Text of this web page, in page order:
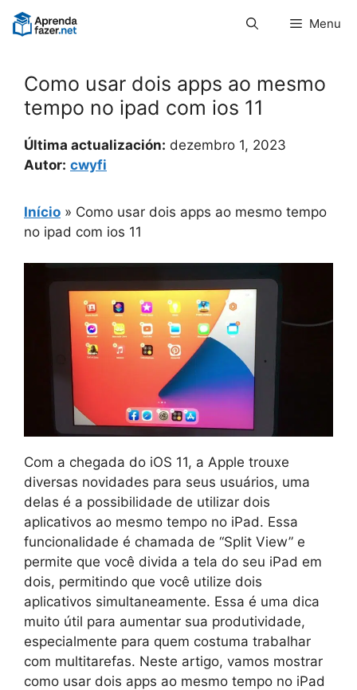
Pular
para
Menu
Como usar dois apps ao mesmo
tempo no ipad com ios 11
Última actualización: dezembro 1, 2023
Autor: cwyfi
Início » Como usar dois apps ao mesmo tempo
no ipad com ios 11
Com a chegada do iOS 11, a Apple trouxe
diversas novidades para seus usuários, uma
delas é a possibilidade de utilizar dois
aplicativos ao mesmo tempo no iPad. Essa
funcionalidade é chamada de “Split View” e
permite que você divida a tela do seu iPad em
dois, permitindo que você utilize dois
aplicativos simultaneamente. Essa é uma dica
muito útil para aumentar sua produtividade,
especialmente para quem costuma trabalhar
com multitarefas. Neste artigo, vamos mostrar
como usar dois apps ao mesmo tempo no iPad